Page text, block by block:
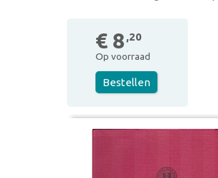
€ 8 ,20
Op voorraad
Bestellen